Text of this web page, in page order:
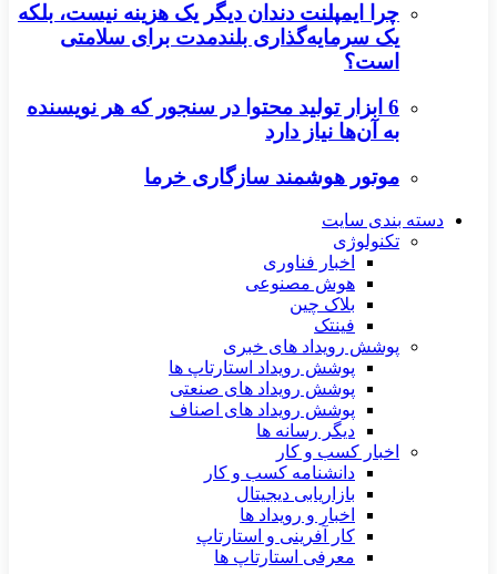
چرا ایمپلنت دندان دیگر یک هزینه نیست، بلکه
یک سرمایه‌گذاری بلندمدت برای سلامتی
است؟
6 ابزار تولید محتوا در سنجور که هر نویسنده
به آن‌ها نیاز دارد
موتور هوشمند سازگاری خرما
دسته بندی سایت
تکنولوژی
اخبار فناوری
هوش مصنوعی
بلاک چین
فینتک
پوشش رویداد های خبری
پوشش رویداد استارتاپ ها
پوشش رویداد های صنعتی
پوشش رویداد های اصناف
دیگر رسانه ها
اخبار کسب و کار
دانشنامه کسب و کار
بازاریابی دیجیتال
اخبار و رویداد ها
کار آفرینی و استارتاپ
معرفی استارتاپ ها